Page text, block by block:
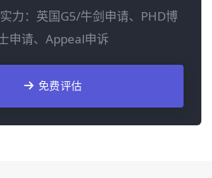
力：英国G5/牛剑申请、PHD博
申请、Appeal申诉
免费评估